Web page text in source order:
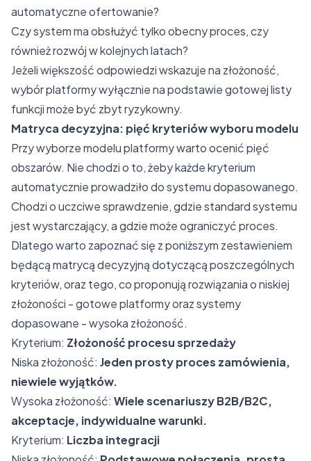
automatyczne ofertowanie?
Czy system ma obsłużyć tylko obecny proces, czy
również rozwój w kolejnych latach?
Jeżeli większość odpowiedzi wskazuje na złożoność,
wybór platformy wyłącznie na podstawie gotowej listy
funkcji może być zbyt ryzykowny.
Matryca decyzyjna: pięć kryteriów wyboru modelu
Przy wyborze modelu platformy warto ocenić pięć
obszarów. Nie chodzi o to, żeby każde kryterium
automatycznie prowadziło do systemu dopasowanego.
Chodzi o uczciwe sprawdzenie, gdzie standard systemu
jest wystarczający, a gdzie może ograniczyć proces.
Dlatego warto zapoznać się z poniższym zestawieniem
będącą matrycą decyzyjną dotyczącą poszczególnych
kryteriów, oraz tego, co proponują rozwiązania o niskiej
złożoności - gotowe platformy oraz systemy
dopasowane - wysoka złożoność.
Kryterium: Złożoność procesu sprzedaży
Niska złożoność: Jeden prosty proces zamówienia,
niewiele wyjątków.
Wysoka złożoność: Wiele scenariuszy B2B/B2C,
akceptacje, indywidualne warunki.
Kryterium: Liczba integracji